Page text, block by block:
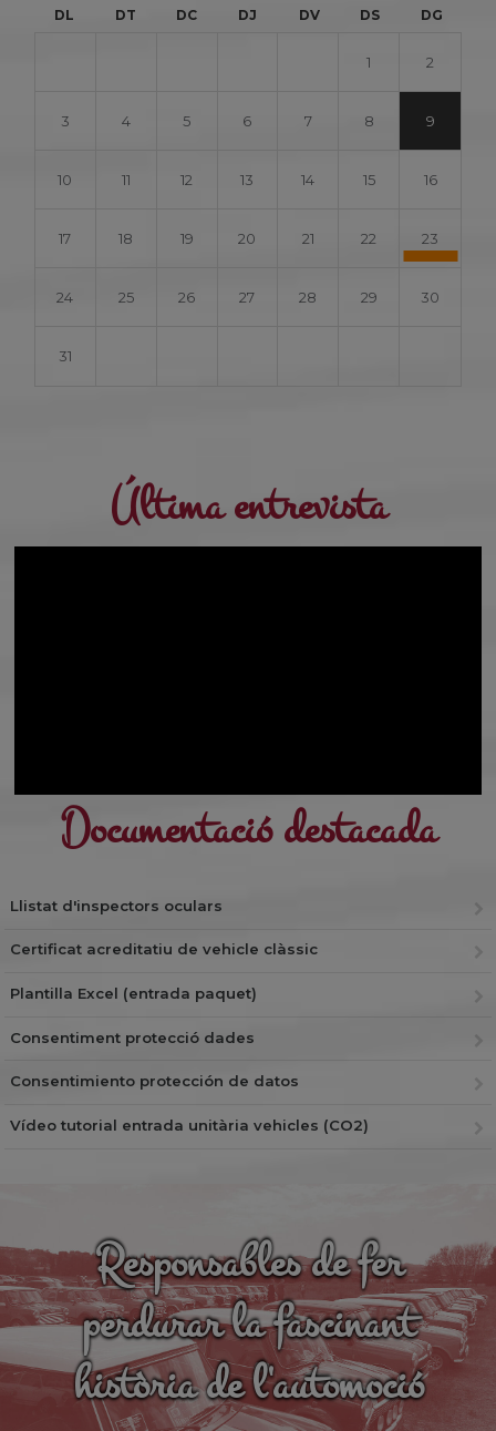
DL DT DC DJ DV DS DG
1 2
3 4 5 6 7 8 9
10 11 12 13 14 15 16
17 18 19 20 21 22 23
24 25 26 27 28 29 30
31
Última entrevista
Documentació destacada
Llistat d'inspectors oculars
Certificat acreditatiu de vehicle clàssic
Plantilla Excel (entrada paquet)
Consentiment protecció dades
Consentimiento protección de datos
Vídeo tutorial entrada unitària vehicles (CO2)
Responsables de fer
perdurar la fascinant
història de l'automoció